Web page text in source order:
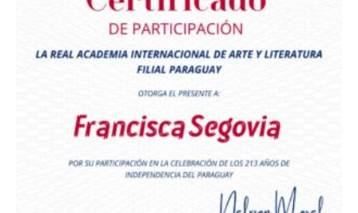
Premio Orgullo Paraguayo